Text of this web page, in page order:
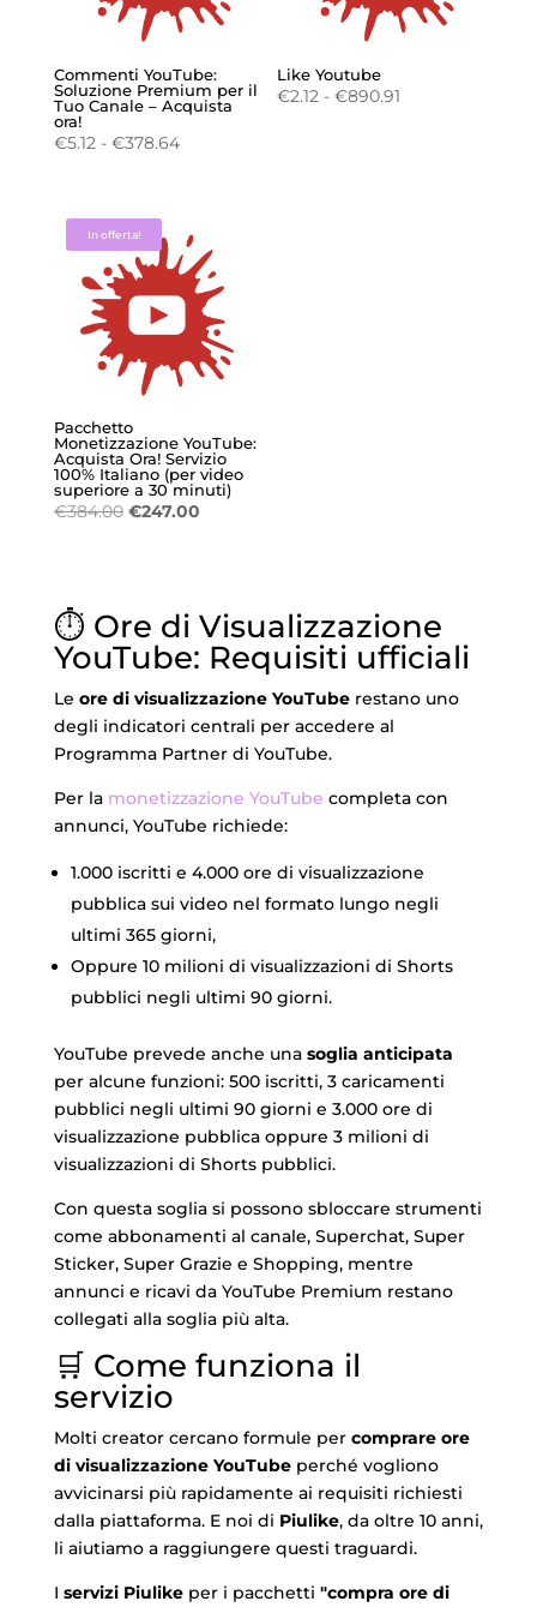
Commenti YouTube:
Soluzione Premium per il
Tuo Canale – Acquista
ora!
€5.12 - €378.64Fascia
€5.12
a
€378.64
Like Youtube
€2.12 - €890.91
In offerta!
Pacchetto
Monetizzazione YouTube:
Acquista Ora! Servizio
100% Italiano (per video
superiore a 30 minuti)
€384.00 Il
€384.00.
€247.00Il
€247.00.
⏱️ Ore di Visualizzazione
YouTube: Requisiti ufficiali
Le ore di visualizzazione YouTuberestano uno
degli indicatori centrali per accedere al
Programma Partner di YouTube.
Per la monetizzazione YouTube completa con
annunci, YouTube richiede:
1.000 iscritti e 4.000 ore di visualizzazione
pubblica sui video nel formato lungo negli
ultimi 365 giorni,
Oppure 10 milioni di visualizzazioni di Shorts
pubblici negli ultimi 90 giorni.
YouTube prevede anche una soglia anticipata
per alcune funzioni: 500 iscritti, 3 caricamenti
pubblici negli ultimi 90 giorni e 3.000 ore di
visualizzazione pubblica oppure 3 milioni di
visualizzazioni di Shorts pubblici.
Con questa soglia si possono sbloccare strumenti
come abbonamenti al canale, Superchat, Super
Sticker, Super Grazie e Shopping, mentre
annunci e ricavi da YouTube Premium restano
collegati alla soglia più alta.
🛒 Come funziona il
servizio
Molti creator cercano formule per comprare ore
di visualizzazione YouTubeperché vogliono
avvicinarsi più rapidamente ai requisiti richiesti
dalla piattaforma. E noi di Piulike, da oltre 10 anni,
li aiutiamo a raggiungere questi traguardi.
I servizi Piulikeper i pacchetti "compra ore di